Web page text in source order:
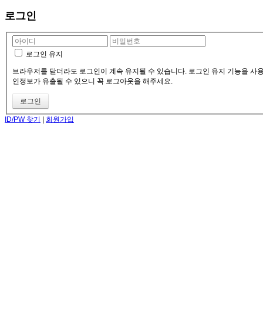
로그인
로그인 유지
브라우저를 닫더라도 로그인이 계속 유지될 수 있습니다. 로그인 유지 기능을
인정보가 유출될 수 있으니 꼭 로그아웃을 해주세요.
ID/PW 찾기 | 회원가입